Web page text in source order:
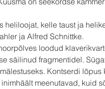
heliloojat, kelle taust ja
ja Alfred Schnittke.
loodud
säilinud fragmentidel.
Kontserdi
meenutavad, kuid